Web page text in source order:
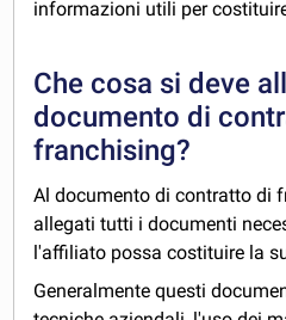
informazioni utili per
Che cosa si deve
documento di
franchising?
Al documento di contratto di
allegati tutti i documenti
l'affiliato possa costituire la
Generalmente questi